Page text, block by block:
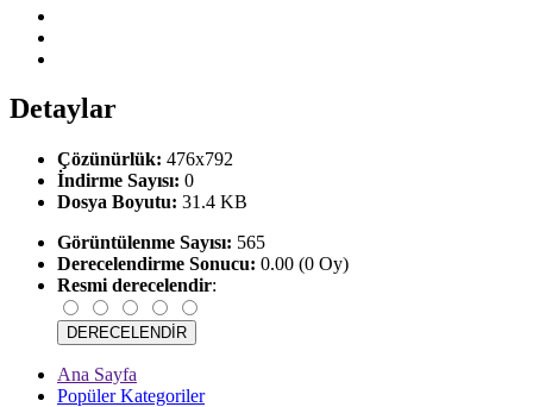
Detaylar
Çözünürlük: 476x792
İndirme Sayısı: 0
Dosya Boyutu: 31.4 KB
Görüntülenme Sayısı: 565
Derecelendirme Sonucu: 0.00 (0 Oy)
Resmi derecelendir:
Ana Sayfa
Popüler Kategoriler